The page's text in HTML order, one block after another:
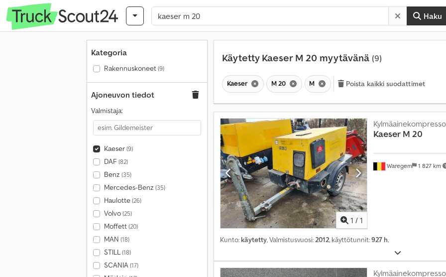
Haku
Kategoria
Rakennuskoneet(9)
Ajoneuvon tiedot
Valmistaja:
Kaeser(9)
DAF (82)
Benz (35)
Mercedes-Benz (35)
Haulotte(26)
Volvo(25)
Moffett(20)
MAN (18)
STILL(18)
SCANIA(17)
Käytetty Kaeser M 20 myytävänä (9)
Kaeser M 20 M Poista kaikki suodattimet
1 / 1
Waregem 1 827 km
Kaeser M 20
Kunto: käytetty, Valmistusvuosi:2012, käyttötunnit:927 h,
y
n
i
y
i
4
l
l